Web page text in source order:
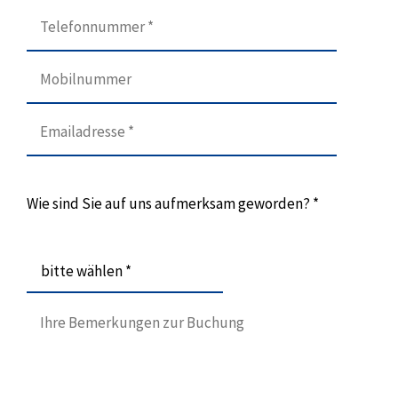
Wie sind Sie auf uns aufmerksam geworden? *
bitte wählen *